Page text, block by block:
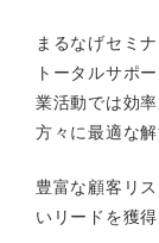
まるなげセミ
トータルサポ
業活動では効
方々に最適な
豊富な顧客リ
いリードを獲得